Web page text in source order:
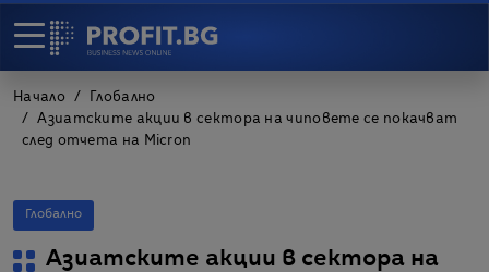
Начало
Глобално
Азиатските акции в сектора на чиповете се покачват
след отчета на Micron
Глобално
Азиатските акции в сектора на